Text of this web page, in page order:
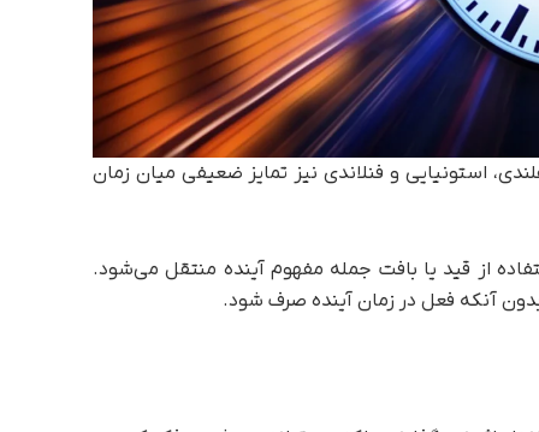
استونیایی و فنلاندی نیز تمایز ضعیفی میان زمان
از قید یا بافت جمله مفهوم آینده منتقل می‌شود.
بدون آنکه فعل در زمان آینده صرف شود.